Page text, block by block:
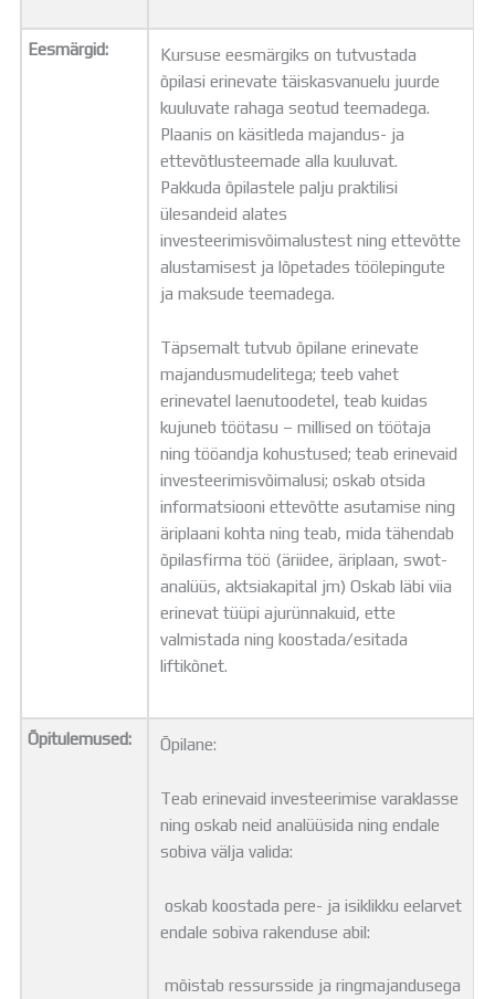
Õpilasesindus
Kontaktid
Tööpakkumised
Eesmärgid:
Kursuse eesmärgiks on tutvustada
õpilasi erinevate täiskasvanuelu juurde
kuuluvate rahaga seotud teemadega.
Plaanis on käsitleda majandus- ja
ettevõtlusteemade alla kuuluvat.
Pakkuda õpilastele palju praktilisi
ülesandeid alates
investeerimisvõimalustest ning ettevõtte
alustamisest ja lõpetades töölepingute
ja maksude teemadega.
Täpsemalt tutvub õpilane erinevate
majandusmudelitega; teeb vahet
erinevatel laenutoodetel, teab kuidas
kujuneb töötasu – millised on töötaja
ning tööandja kohustused; teab erinevaid
investeerimisvõimalusi; oskab otsida
informatsiooni ettevõtte asutamise ning
äriplaani kohta ning teab, mida tähendab
õpilasfirma töö (äriidee, äriplaan, swot-
analüüs, aktsiakapital jm) Oskab läbi viia
erinevat tüüpi ajurünnakuid, ette
valmistada ning koostada/esitada
liftikõnet.
Õpitulemused: Õpilane:
Teab erinevaid investeerimise varaklasse
ning oskab neid analüüsida ning endale
sobiva välja valida:
oskab koostada pere- ja isiklikku eelarvet
endale sobiva rakenduse abil:
mõistab ressursside ja ringmajandusega